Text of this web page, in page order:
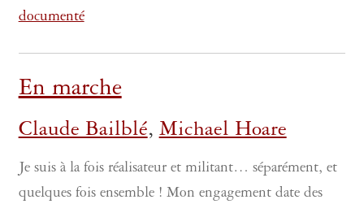
documenté
En marche
Claude Bailblé,Michael Hoare
Je suis à la fois réalisateur et militant… séparément, et
quelques fois ensemble ! Mon engagement date des